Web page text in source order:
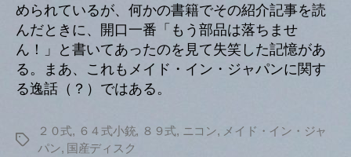
められているが、何かの書籍でその紹介記事を読
んだときに、開口一番「もう部品は落ちませ
ん！」と書いてあったのを見て失笑した記憶があ
る。まあ、これもメイド・イン・ジャパンに関す
る逸話（？）ではある。
タ
２０式, ６４式小銃, ８９式, ニコン, メイド・イン・ジャ
パン, 国産ディスク